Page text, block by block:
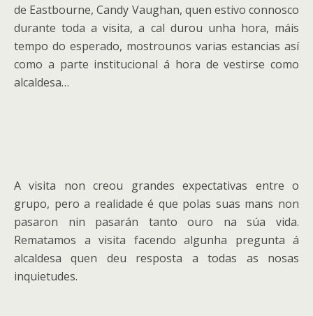
de Eastbourne, Candy Vaughan, quen estivo connosco
durante toda a visita, a cal durou unha hora, máis
tempo do esperado, mostrounos varias estancias así
como a parte institucional á hora de vestirse como
alcaldesa…
A visita non creou grandes expectativas entre o
grupo, pero a realidade é que polas suas mans non
pasaron nin pasarán tanto ouro na súa vida.
Rematamos a visita facendo algunha pregunta á
alcaldesa quen deu resposta a todas as nosas
inquietudes.